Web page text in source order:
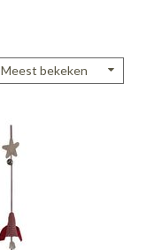
Meest bekeken